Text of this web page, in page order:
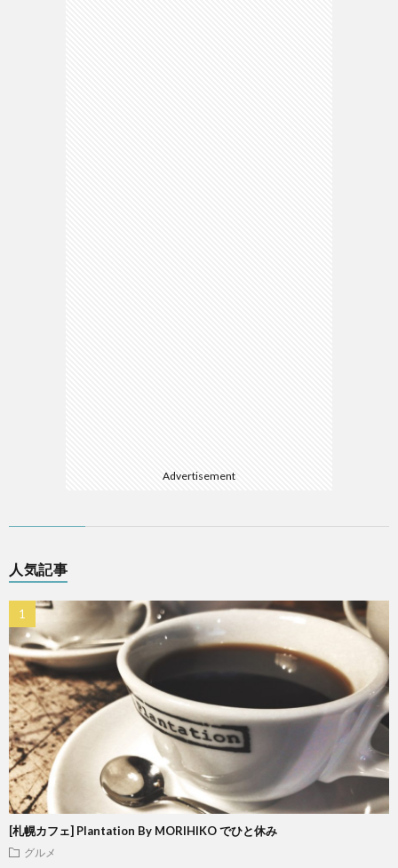
Advertisement
人気記事
[札幌カフェ] Plantation By MORIHIKO でひと休み
グルメ